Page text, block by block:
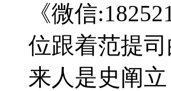
《微信
位跟着范提
来人是史阐